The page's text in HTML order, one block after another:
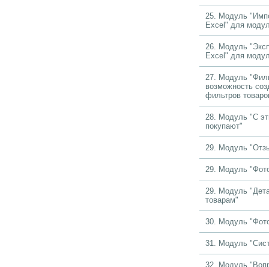
25. Модуль
Excel" для
26. Модуль
Excel" для
27. Модуль
возможность
фильтров
28. Модуль "С
покупают"
29. Модуль
29. Модуль
29. Модуль
товарам"
30. Модуль
31. Модуль
32. Модуль